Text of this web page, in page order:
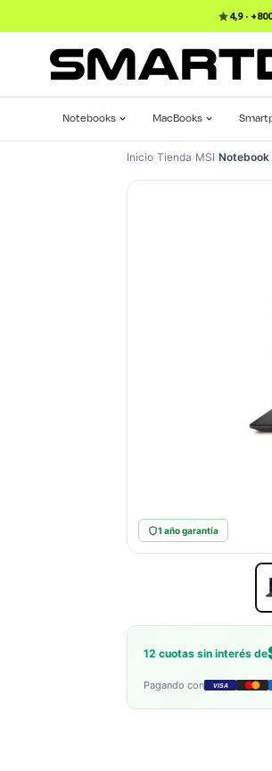
4,9 ·
Notebooks MacBooks
Inicio›Tienda›MSI›Notebook
1 año garantía
12 cuotas sin interés de
Pagando con VISA